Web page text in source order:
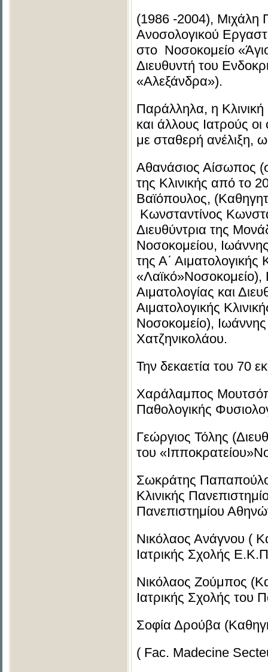
(1986 -2004), Μιχάλη
Ανοσολογικού
στο Νοσοκομείο
Διευθυντή του
«Αλεξάνδρα»).
Παράλληλα, η
και άλλους Ιατρούς
με σταθερή ανέλιξη,
Αθανάσιος Αίσωπος
της Κλινικής από το
Βαϊόπουλος,
Κωνσταντίνος
Διευθύντρια της
Νοσοκομείου,
της Α΄
Αιματολογίας και
Αιματολογικής
Νοσοκομείο),
Χατζηνικολάου.
Την δεκαετία του 70
Χαράλαμπος
Παθολογικής
Γεώργιος Τόλης
του
Σωκράτης
Κλινικής
Πανεπιστημίου
Νικόλαος Ανάγνου (
Ιατρικής Σχολής
Νικόλαος Ζούμπος
Ιατρικής Σχολής του
Σοφία Δρούβα
( Fac. Madecine